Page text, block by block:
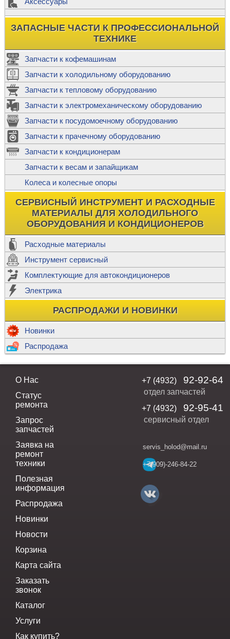
ЗАПАСНЫЕ ЧАСТИ К ПРОФЕССИОНАЛЬНОЙ
ТЕХНИКЕ
Запчасти к кофемашинам
Запчасти к холодильному оборудованию
Запчасти к тепловому оборудованию
Запчасти к электромеханическому оборудованию
Запчасти к посудомоечному оборудованию
Запчасти к прачечному оборудованию
Запчасти к кондиционерам
Запчасти к весам и запайщикам
Колеса и колесные опоры
СЕРВИСНЫЙ ИНСТРУМЕНТ И РАСХОДНЫЕ
МАТЕРИАЛЫ ДЛЯ ХОЛОДИЛЬНОГО
ОБОРУДОВАНИЯ И КОНДИЦИОНЕРОВ
Расходные материалы
Инструмент сервисный
Комплектующие для автокондиционеров
Электрика
РАСПРОДАЖИ И НОВИНКИ
Новинки
Распродажа
О Нас
Статус
ремонта
Запрос
запчастей
Заявка на
ремонт
техники
Полезная
информация
Распродажа
Новинки
Новости
Корзина
Карта сайта
Заказать
звонок
Каталог
Услуги
Как купить?
+7 (4932) 92-92-64
отдел запчастей
+7 (4932)
92-95-41
сервисный отдел
servis_holod@mail.ru
+7(909)-246-84-22